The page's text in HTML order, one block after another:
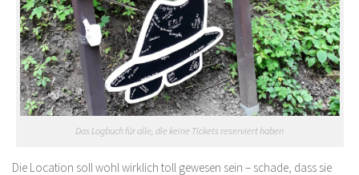
Das Logbuch für alle, die keine Tickets reserviert haben
Die Location soll wohl wirklich toll gewesen sein – schade, dass sie